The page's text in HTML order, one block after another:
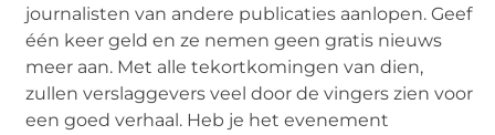
journalisten van andere publicaties aanlopen. Geef
één keer geld en ze nemen geen gratis nieuws
meer aan. Met alle tekortkomingen van dien,
zullen verslaggevers veel door de vingers zien voor
een goed verhaal. Heb je het evenement